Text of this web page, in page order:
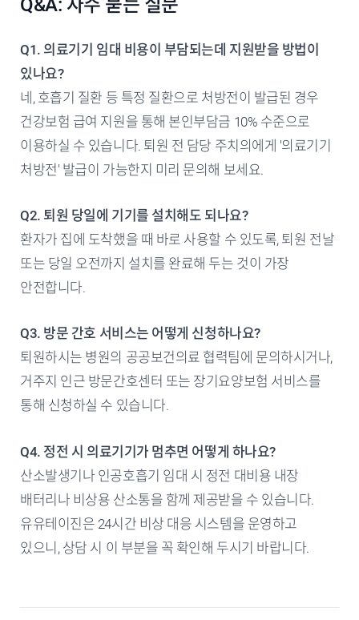
Q&A: 자주 묻는 질문
Q1. 의료기기 임대 비용이 부담되는데 지원받을 방법이
있나요?
네, 호흡기 질환 등 특정 질환으로 처방전이 발급된 경우
건강보험 급여 지원을 통해 본인부담금 10% 수준으로
이용하실 수 있습니다. 퇴원 전 담당 주치의에게 '의료기기
처방전' 발급이 가능한지 미리 문의해 보세요.
Q2. 퇴원 당일에 기기를 설치해도 되나요?
환자가 집에 도착했을 때 바로 사용할 수 있도록, 퇴원 전날
또는 당일 오전까지 설치를 완료해 두는 것이 가장
안전합니다.
Q3. 방문 간호 서비스는 어떻게 신청하나요?
퇴원하시는 병원의 공공보건의료 협력팀에 문의하시거나,
거주지 인근 방문간호센터 또는 장기요양보험 서비스를
통해 신청하실 수 있습니다.
Q4. 정전 시 의료기기가 멈추면 어떻게 하나요?
산소발생기나 인공호흡기 임대 시 정전 대비용 내장
배터리나 비상용 산소통을 함께 제공받을 수 있습니다.
유유테이진은 24시간 비상 대응 시스템을 운영하고
있으니, 상담 시 이 부분을 꼭 확인해 두시기 바랍니다.